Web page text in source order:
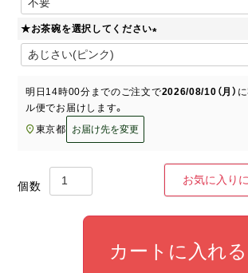
必
須
)
★お茶碗を選択してください
必
)
明日 14時00分 までのご注文で2026/08/10（月） に
ル便でお届けします。
東京都
お届け先を変更
お気に入り
カートに入れる